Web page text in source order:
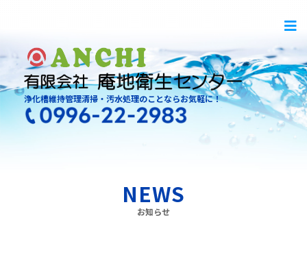
浄化槽維持管理清掃・汚水処理のことならお気軽に！
NEWS
お知らせ